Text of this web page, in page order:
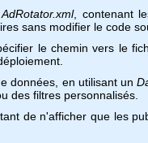
AdRotator.xml, contenant
sans modifier le code
le chemin vers le
données, en utilisant un
des filtres personnalisés.
de n'afficher que les